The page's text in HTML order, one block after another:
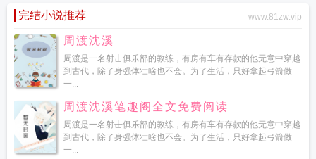
完结小说推荐 www.81zw.vip
周渡沈溪
周渡是一名射击俱乐部的教练，有房有车有存款的他无意中穿越
到古代，除了身强体壮啥也不会。为了生活，只好拿起弓箭做
一...
周渡沈溪笔趣阁全文免费阅读
周渡是一名射击俱乐部的教练，有房有车有存款的他无意中穿越
到古代，除了身强体壮啥也不会。为了生活，只好拿起弓箭做
一...